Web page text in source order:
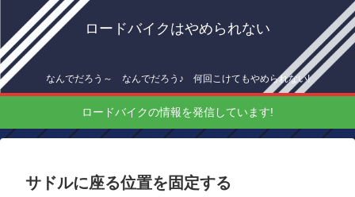
ロードバイクはやめられない
なんでだろう～ なんでだろう♪ 何回こけてもやめられない!
ロードバイクの情報を発信しています!
サドルに座る位置を固定する